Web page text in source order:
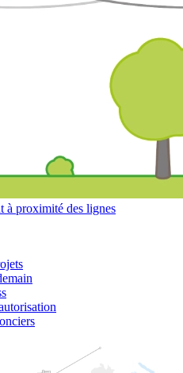
à proximité des lignes